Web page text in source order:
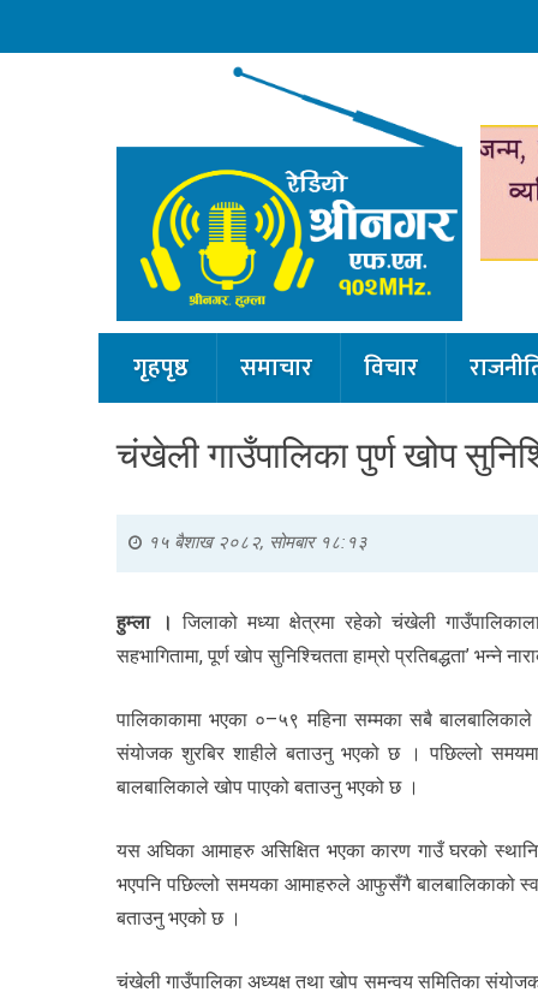
गृहपृष्ठ समाचार विचार
चंखेली गाउँपालिका पुर्ण खोप
१५ बैशाख २०८२, सोमबार १८:१३
हुम्ला । जिलाको मध्या क्षेत्रमा रहेको चंखेली
सहभागितामा, पूर्ण खोप सुनिश्चितता हाम्रो प्रतिबद्धता’ भन्ने
पालिकाकामा भएका ०–५९ महिना सम्मका सबै बालबालिकाले
संयोजक शुरबिर शाहीले बताउनु भएको छ । पछिल्लो
बालबालिकाले खोप पाएको बताउनु भएको छ ।
यस अघिका आमाहरु असिक्षित भएका कारण गाउँ घरको
भएपनि पछिल्लो समयका आमाहरुले आफुसँगै बालबालिकाको
बताउनु भएको छ ।
चंखेली गाउँपालिका अध्यक्ष तथा खोप समन्वय समितिका संयोजक